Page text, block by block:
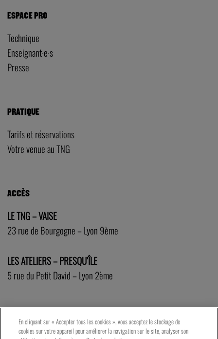
ESPACE PRO
Technique
Enseignant·e·s
Presse
PRATIQUE
Tarifs et réservations
Votre venue au TNG
ACCÈS
LE TNG – VAISE
23 rue de Bourgogne – Lyon 9ème
LES ATELIERS – PRESQU’ÎLE
5 rue du Petit David – Lyon 2ème
En cliquant sur « Accepter tous les cookies », vous acceptez le stockage de
cookies sur votre appareil pour améliorer la navigation sur le site, analyser son